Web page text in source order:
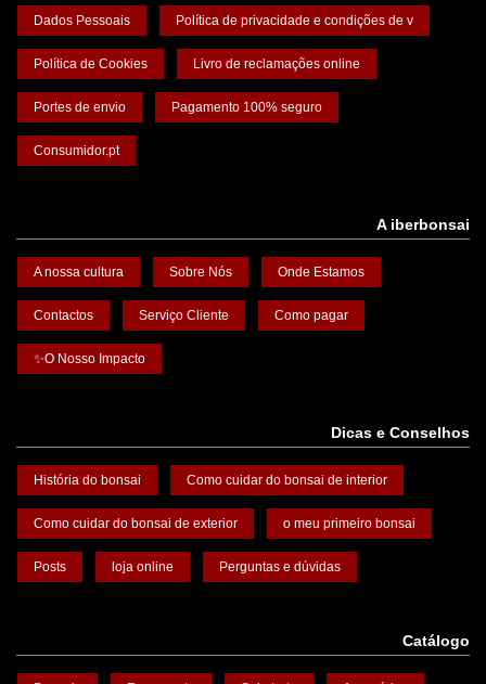
Dados Pessoais Política de privacidade e condições de v
Política de Cookies Livro de reclamações online
Portes de envio Pagamento 100% seguro
Consumidor.pt
A iberbonsai
A nossa cultura Sobre Nós Onde Estamos
Contactos Serviço Cliente Como pagar
✨O Nosso Impacto
Dicas e Conselhos
História do bonsai Como cuidar do bonsai de interior
Como cuidar do bonsai de exterior o meu primeiro bonsai
Posts loja online Perguntas e dúvidas
Catálogo